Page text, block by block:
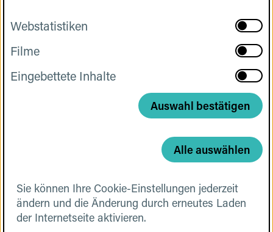
Webstatistiken
Cookies
Filme
Cookies
Eingebettete Inhalte
Inhalte
Cookies
Auswahl bestätigen
Alle auswählen
Sie können Ihre Cookie-Einstellungen jederzeit
ändern und die Änderung durch erneutes Laden
der Internetseite aktivieren.